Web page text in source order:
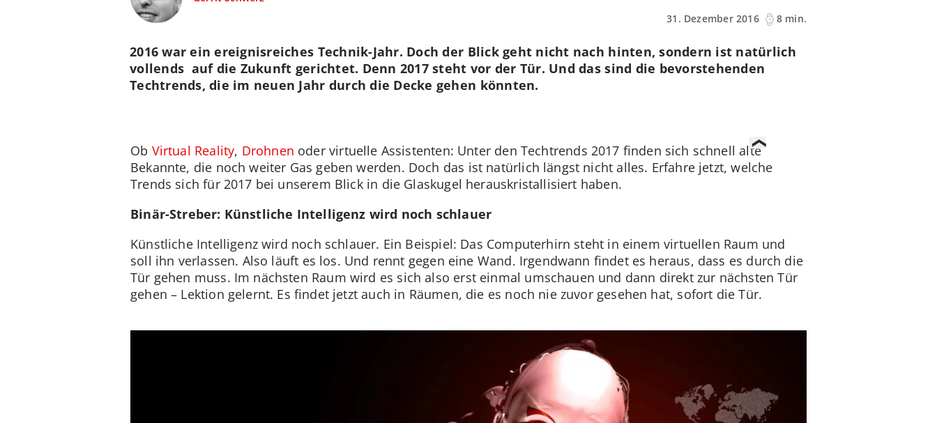
31. Dezember 2016
8 min.
2016 war ein ereignisreiches Technik-Jahr. Doch der Blick geht nicht nach hinten, sondern ist natürlich
vollends auf die Zukunft gerichtet. Denn 2017 steht vor der Tür. Und das sind die bevorstehenden
Techtrends, die im neuen Jahr durch die Decke gehen könnten.
Ob Virtual Reality, Drohnen oder virtuelle Assistenten: Unter den Techtrends 2017 finden sich schnell alte
Bekannte, die noch weiter Gas geben werden. Doch das ist natürlich längst nicht alles. Erfahre jetzt, welche
Trends sich für 2017 bei unserem Blick in die Glaskugel herauskristallisiert haben.
Binär-Streber: Künstliche Intelligenz wird noch schlauer
Künstliche Intelligenz wird noch schlauer. Ein Beispiel: Das Computerhirn steht in einem virtuellen Raum und
soll ihn verlassen. Also läuft es los. Und rennt gegen eine Wand. Irgendwann findet es heraus, dass es durch die
Tür gehen muss. Im nächsten Raum wird es sich also erst einmal umschauen und dann direkt zur nächsten Tür
gehen – Lektion gelernt. Es findet jetzt auch in Räumen, die es noch nie zuvor gesehen hat, sofort die Tür.